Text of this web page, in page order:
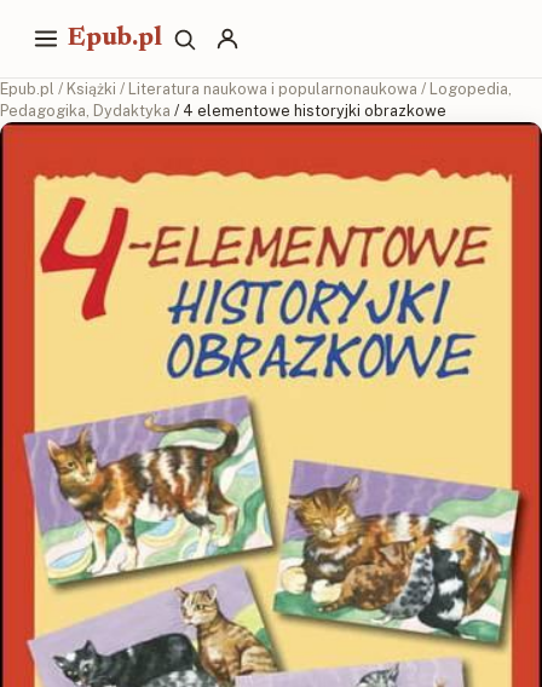
Epub.pl
Epub.pl / Książki / Literatura naukowa i popularnonaukowa / Logopedia,
Pedagogika, Dydaktyka / 4 elementowe historyjki obrazkowe